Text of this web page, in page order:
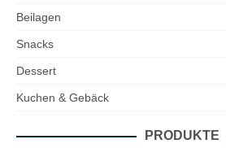
Beilagen
Snacks
Dessert
Kuchen & Gebäck
PRODUKTE